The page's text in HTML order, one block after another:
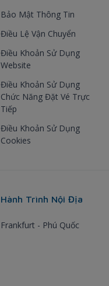
Bảo Mật Thông Tin
Điều Lệ Vận Chuyển
Điều Khoản Sử Dụng
Website
Điều Khoản Sử Dụng
Chức Năng Đặt Vé Trực
Tiếp
Điều Khoản Sử Dụng
Cookies
Hành Trình Nội Địa
Frankfurt - Phú Quốc